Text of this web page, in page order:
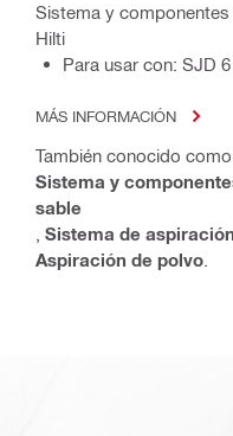
Sistema y
Hilti
Para usar con: SJD 6
MÁS INFORMACIÓN
También conocido como
Sistema y
sable
Sistema de aspiración
Aspiración de polvo